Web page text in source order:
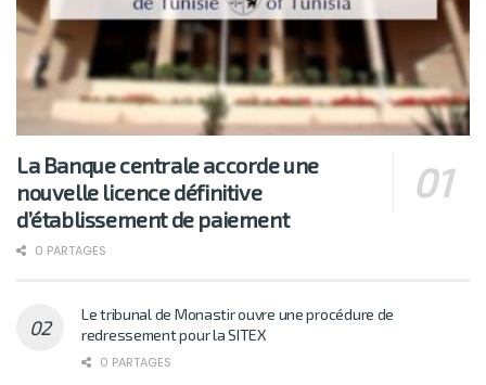
La Banque centrale accorde une
nouvelle licence définitive
d’établissement de paiement
0 PARTAGES
Le tribunal de Monastir ouvre une procédure de
redressement pour la SITEX
0 PARTAGES